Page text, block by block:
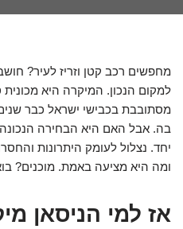
מחפשים רכב קטן וזריז לעיר?
למקום הנכון. המיקרה היא מכונית
מסתובבת בכבישי ישראל כבר
בה. אבל האם היא הבחירה הנכונה
יחד. נצלול לעומק היתרונות
ומה היא מציעה באמת. מוכנים?
אז למי הניסאן